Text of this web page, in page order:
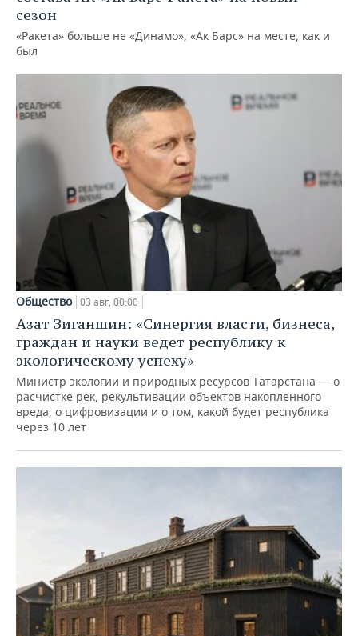
сезон
«Ракета» больше не «Динамо», «Ак Барс» на месте, как и
был
Общество 03 авг, 00:00
Азат Зиганшин: «Синергия власти, бизнеса,
граждан и науки ведет республику к
экологическому успеху»
Министр экологии и природных ресурсов Татарстана — о
расчистке рек, рекультивации объектов накопленного
вреда, о цифровизации и о том, какой будет республика
через 10 лет